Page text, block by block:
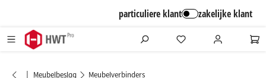
particuliere klant zakelijke klant
| Meubelbeslag Meubelverbinders